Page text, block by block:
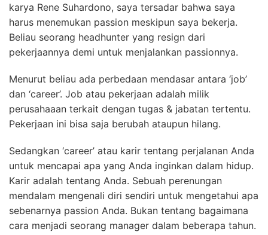
karya Rene Suhardono, saya tersadar bahwa saya
harus menemukan passion meskipun saya bekerja.
Beliau seorang headhunter yang resign dari
pekerjaannya demi untuk menjalankan passionnya.
Menurut beliau ada perbedaan mendasar antara ‘job’
dan ‘career’. Job atau pekerjaan adalah milik
perusahaaan terkait dengan tugas & jabatan tertentu.
Pekerjaan ini bisa saja berubah ataupun hilang.
Sedangkan ‘career’ atau karir tentang perjalanan Anda
untuk mencapai apa yang Anda inginkan dalam hidup.
Karir adalah tentang Anda. Sebuah perenungan
mendalam mengenali diri sendiri untuk mengetahui apa
sebenarnya passion Anda. Bukan tentang bagaimana
cara menjadi seorang manager dalam beberapa tahun.